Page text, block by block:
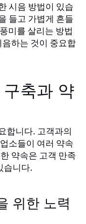
시음 방법이 있습
들고 가볍게 흔들
미를 살리는 방법
하는 것이 중요합
축과 약
합니다. 고객과의
소들이 여러 약속
약속은 고객 만족
습니다.
위한 노력